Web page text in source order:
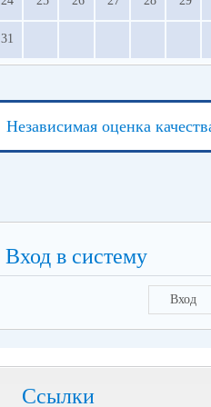
31
Независимая оценка
Вход в систему
Вход
Ссылки